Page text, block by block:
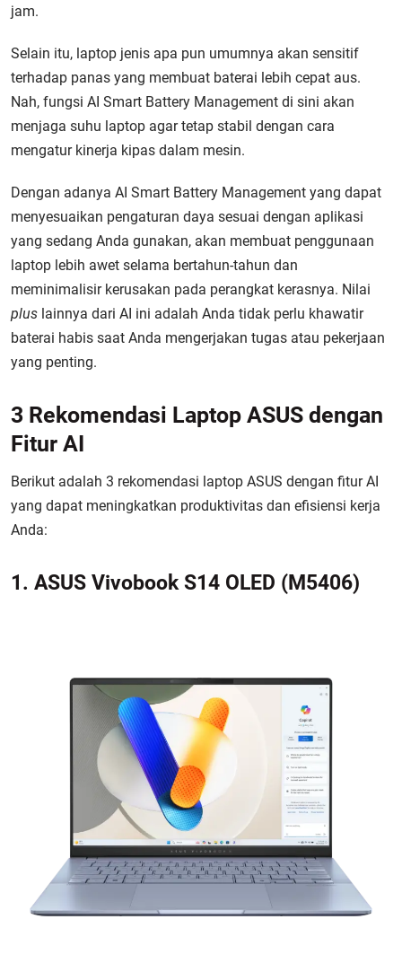
jam.
Selain itu, laptop jenis apa pun umumnya akan sensitif
terhadap panas yang membuat baterai lebih cepat aus.
Nah, fungsi AI Smart Battery Management di sini akan
menjaga suhu laptop agar tetap stabil dengan cara
mengatur kinerja kipas dalam mesin.
Dengan adanya AI Smart Battery Management yang dapat
menyesuaikan pengaturan daya sesuai dengan aplikasi
yang sedang Anda gunakan, akan membuat penggunaan
laptop lebih awet selama bertahun-tahun dan
meminimalisir kerusakan pada perangkat kerasnya. Nilai
plus lainnya dari AI ini adalah Anda tidak perlu khawatir
baterai habis saat Anda mengerjakan tugas atau pekerjaan
yang penting.
3 Rekomendasi Laptop ASUS dengan
Fitur AI
Berikut adalah 3 rekomendasi laptop ASUS dengan fitur AI
yang dapat meningkatkan produktivitas dan efisiensi kerja
Anda:
1. ASUS Vivobook S14 OLED (M5406)